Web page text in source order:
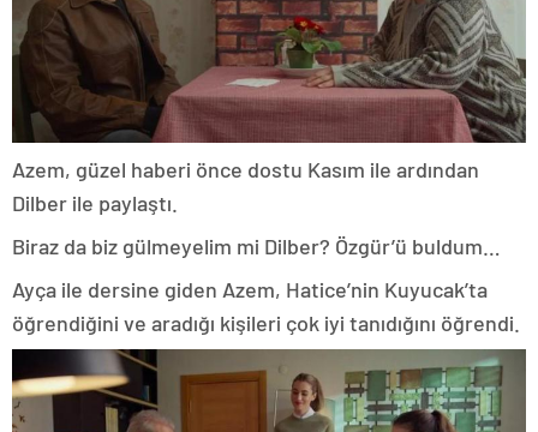
Azem, güzel haberi önce dostu Kasım ile ardından
Dilber ile paylaştı.
Biraz da biz gülmeyelim mi Dilber? Özgür’ü buldum…
Ayça ile dersine giden Azem, Hatice’nin Kuyucak’ta
öğrendiğini ve aradığı kişileri çok iyi tanıdığını öğrendi.